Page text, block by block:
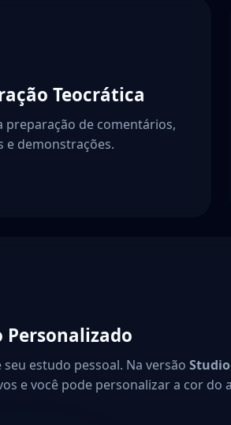
Teocrática
preparação de comentários,
e demonstrações.
Personalizado
seu estudo pessoal. Na versão Studio
e você pode personalizar a cor do